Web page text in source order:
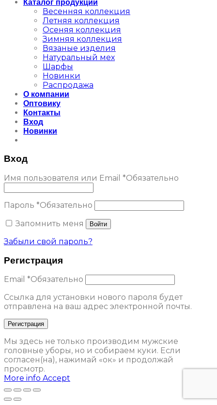
Каталог продукции
Весенняя коллекция
Летняя коллекция
Осеняя коллекция
Зимняя коллекция
Вязаные изделия
Натуральный мех
Шарфы
Новинки
Распродажа
О компании
Оптовику
Контакты
Вход
Новинки
Вход
Имя пользователя или Email *Обязательно
Пароль *Обязательно
Запомнить меня
Войти
Забыли свой пароль?
Регистрация
Email *Обязательно
Ссылка для установки нового пароля будет
отправлена ​​на ваш адрес электронной почты.
Регистрация
Мы здесь не только производим мужские
головные уборы, но и собираем куки. Если
согласен(на), нажимай «ок» и продолжай
просмотр.
More info Accept